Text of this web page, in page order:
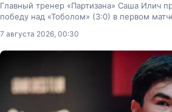
Главный тренер «Партизана» Саша Илич
победу над «Тоболом» (3:0) в первом
7 августа 2026, 00:30